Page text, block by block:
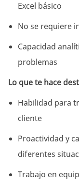
Excel básico
No se requiere
Capacidad
problemas
Lo que te hace
Habilidad para
cliente
Proactividad y
diferentes
Trabajo en